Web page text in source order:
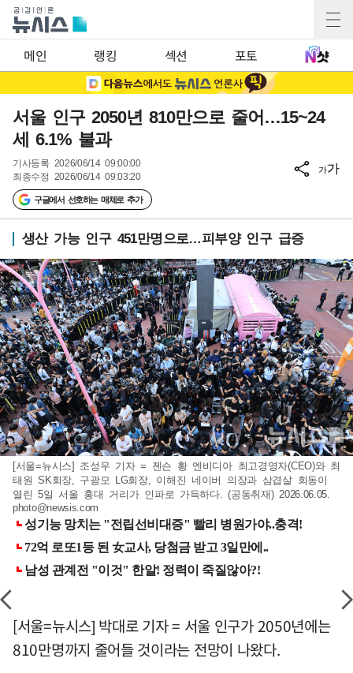
메인 랭킹 섹션 포토
서울 인구 2050년 810만으로 줄어…15~24
세 6.1% 불과
기사등록 2026/06/14 09:00:00
최종수정 2026/06/14 09:03:20
구글에서 선호하는 매체로 추가
가가
생산 가능 인구 451만명으로…피부양 인구 급증
[서울=뉴시스] 조성우 기자 = 젠슨 황 엔비디아 최고경영자(CEO)와 최
태원 SK회장, 구광모 LG회장, 이해진 네이버 의장과 삼겹살 회동이
열린 5일 서울 홍대 거리가 인파로 가득하다. (공동취재) 2026.06.05.
photo@newsis.com
[서울=뉴시스] 박대로 기자 = 서울 인구가 2050년에는
810만명까지 줄어들 것이라는 전망이 나왔다.